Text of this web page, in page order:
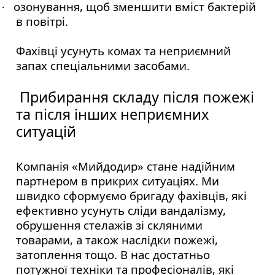
·
озонування, щоб зменшити вміст бактерій
в повітрі.
Фахівці усунуть комах та неприємний
запах спеціальними засобами.
Прибирання складу після пожежі
та після інших неприємних
ситуацій
Компанія «Мийдодир» стане надійним
партнером в прикрих ситуаціях. Ми
швидко сформуємо бригаду фахівців, які
ефективно усунуть сліди вандалізму,
обрушення стелажів зі скляними
товарами, а також наслідки пожежі,
затоплення тощо. В нас достатньо
потужної техніки та професіоналів, які